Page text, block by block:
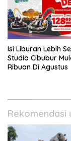
Isi Liburan Lebih
Studio Cibubur
Ribuan Di Agustus
Rekomendasi